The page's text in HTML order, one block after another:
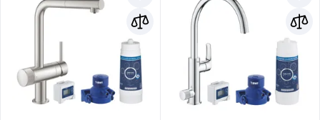
Тип изделия
накипи
Назначение
Для воды
Чехия
KV-36
Тип изделия
фильтров и
смесителей
Назначение
Для кухни